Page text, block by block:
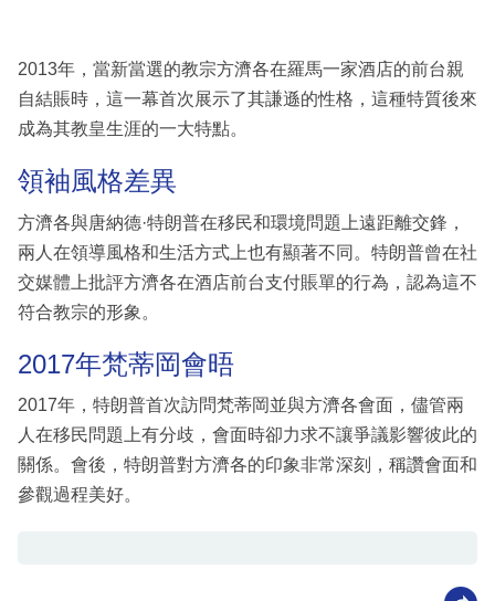
區
2013年，當新當選的教宗方濟各在羅馬一家酒店的前台親
自結賬時，這一幕首次展示了其謙遜的性格，這種特質後來
成為其教皇生涯的一大特點。
領袖風格差異
方濟各與唐納德·特朗普在移民和環境問題上遠距離交鋒，
兩人在領導風格和生活方式上也有顯著不同。特朗普曾在社
交媒體上批評方濟各在酒店前台支付賬單的行為，認為這不
符合教宗的形象。
2017年梵蒂岡會晤
2017年，特朗普首次訪問梵蒂岡並與方濟各會面，儘管兩
人在移民問題上有分歧，會面時卻力求不讓爭議影響彼此的
關係。會後，特朗普對方濟各的印象非常深刻，稱讚會面和
參觀過程美好。